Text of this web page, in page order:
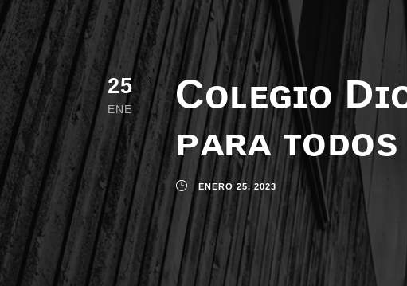
25
ENE
Cᴏʟᴇɢɪᴏ
ᴘᴀʀᴀ
ENERO 25, 2023